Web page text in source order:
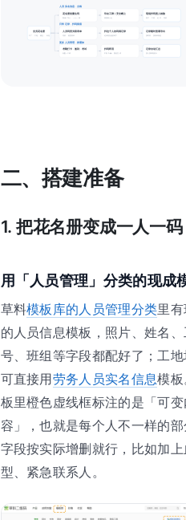
全员花名册
工厂 · 工地 · 物业 · 外包
人员实名信息 · 主线
花名册批量生码
Excel 导入 · 一人一码
印在工牌 / 安全帽上
码跟着人走
现场扫码查人核验
照片 · 工种 · 证件 · 培训
日常记录 · 扫码留痕
人员码里关联表单
培训 · 检查表单
扫这个人的码填记录 记录随时查看导出
按时间 · 按表单筛选
更多人员管理 · 按需加
考勤打卡 · 签到 · 考试
各配一个码
扫码即用
不装 App · 微信完成
记录自动汇总
按人按班组统计
二、搭建准备
1. 把花名册变成一人一码
用「人员管理」分类的现成
草料模板库的人员管理分类里
的人员信息模板，照片、姓名、
号、班组等字段都配好了；工
可直接用劳务人员实名信息模板
板里橙色虚线框标注的是「可变
容」，也就是每个人不一样的部
字段按实际增删就行，比如加上
型、紧急联系人。